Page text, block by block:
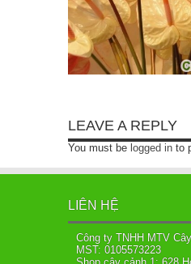
LEAVE A REPLY
You must be logged in to
LIÊN HỆ
Công ty TNHH MTV
MST: 0105573223